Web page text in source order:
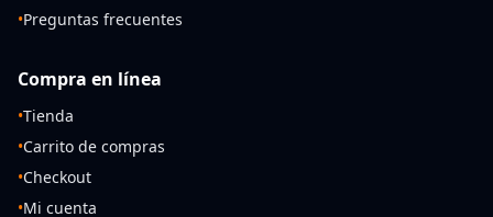
•Preguntas frecuentes
Compra en línea
•Tienda
•Carrito de compras
•Checkout
•Mi cuenta